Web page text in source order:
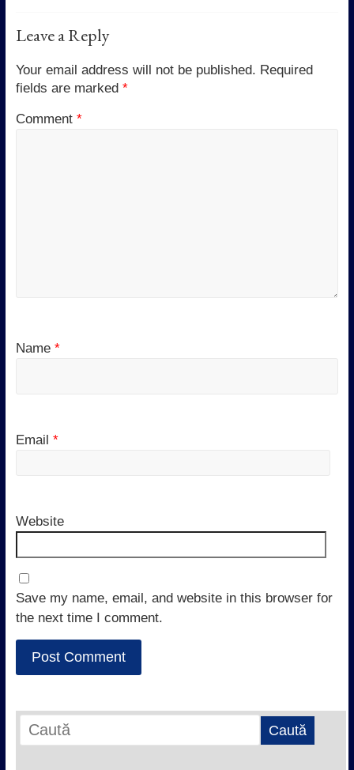
Leave a Reply
Your email address will not be published. Required
fields are marked *
Comment *
Name *
Email *
Website
Save my name, email, and website in this browser for
the next time I comment.